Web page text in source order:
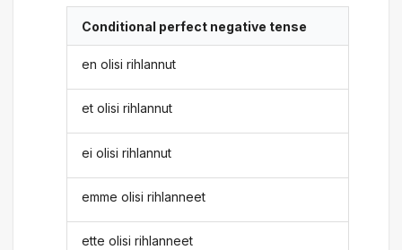
Conditional perfect negative tense
en olisi rihlannut
et olisi rihlannut
ei olisi rihlannut
emme olisi rihlanneet
ette olisi rihlanneet